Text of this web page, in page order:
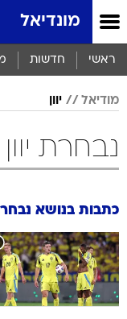
מונדיאל
ראשי חדשות
מודיאל יוון
נבחרת יוון
כתבות בנושא נבחרת